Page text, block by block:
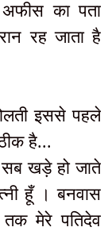
का पता
रह जाता है
इससे पहले
ठीक है...
खड़े हो जाते
हूँ । बनवास
मेरे पतिदेव